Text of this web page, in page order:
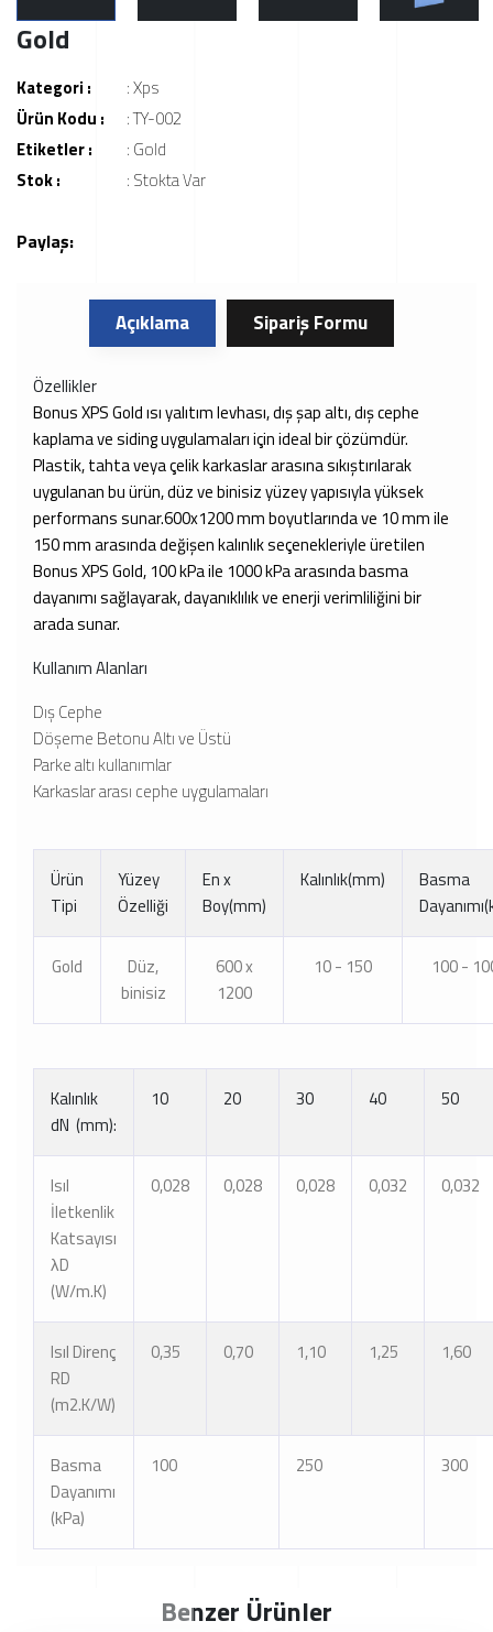
Gold
Kategori : :Xps
Ürün Kodu :
: TY-002
Etiketler :
: Gold
Stok :
: Stokta Var
Paylaş:
Açıklama Sipariş Formu
Özellikler
Bonus XPS Gold ısı yalıtım levhası, dış şap altı, dış cephe
kaplama ve siding uygulamaları için ideal bir çözümdür.
Plastik, tahta veya çelik karkaslar arasına sıkıştırılarak
uygulanan bu ürün, düz ve binisiz yüzey yapısıyla yüksek
performans sunar.600x1200 mm boyutlarında ve 10 mm ile
150 mm arasında değişen kalınlık seçenekleriyle üretilen
Bonus XPS Gold, 100 kPa ile 1000 kPa arasında basma
dayanımı sağlayarak, dayanıklılık ve enerji verimliliğini bir
arada sunar.
Kullanım Alanları
Dış Cephe
Döşeme Betonu Altı ve Üstü
Parke altı kullanımlar
Karkaslar arası cephe uygulamaları
Ürün
Tipi
Yüzey
Özelliği
En x
Boy(mm)
Kalınlık(mm)
Basma
Gold
Düz,
binisiz
600 x
1200
10 - 150 100 -
Kalınlık
dN (mm):
10 20 30 40 50
Isıl
İletkenlik
Katsayısı
λD
(W/m.K)
0,028 0,028 0,028 0,032 0,032
Isıl Direnç
RD
(m2.K/W)
0,35 0,70 1,10 1,25 1,60
Basma
Dayanımı
(kPa)
100 250 300
Benzer Ürünler